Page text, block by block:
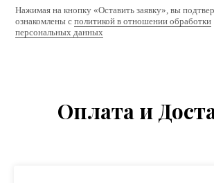
Нажимая на кнопку «Оставить заявку», вы
ознакомлены сполитикой в отношении обработки
персональных данных
Оплата и